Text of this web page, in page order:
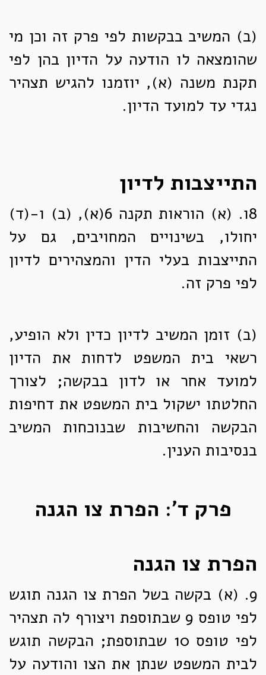
(ב) המשיב בבקשות לפי פרק זה וכן מי
שהומצאה לו הודעה על הדיון בהן לפי
תקנת משנה (א), יוזמנו להגיש תצהיר
נגדי עד למועד הדיון.
התייצבות לדיון
8ו. (א)
הוראות תקנה 6(א), (ב) ו-(ד)
יחולו, בשינויים המחויבים, גם על
התייצבות בעלי הדין והמצהירים לדיון
לפי פרק זה.
(ב) זומן המשיב לדיון כדין ולא הופיע,
רשאי בית המשפט לדחות את הדיון
למועד אחר או לדון בבקשה; לצורך
החלטתו ישקול בית המשפט את דחיפות
הבקשה והחשיבות שבנוכחות המשיב
בנסיבות הענין.
פרק ד': הפרת צו הגנה
הפרת צו הגנה
9. (א)
בקשה בשל הפרת צו הגנה תוגש
לפי טופס 9 שבתוספת ויצורף לה תצהיר
לפי טופס 10 שבתוספת; הבקשה תוגש
לבית המשפט שנתן את הצו והודעה על